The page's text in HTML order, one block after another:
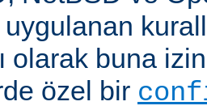
olarak buna
özel bir